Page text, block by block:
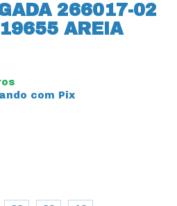
266017-02
AREIA
com Pix